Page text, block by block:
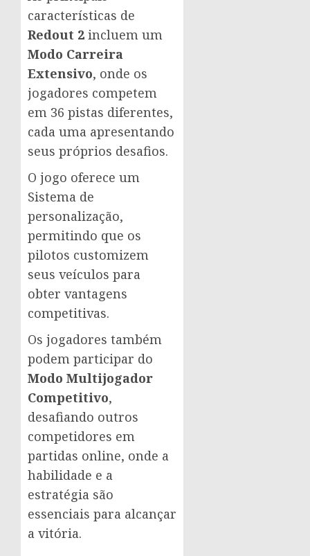
características de
Redout 2 incluem um
Modo Carreira
Extensivo, onde os
jogadores competem
em 36 pistas diferentes,
cada uma apresentando
seus próprios desafios.
O jogo oferece um
Sistema de
personalização,
permitindo que os
pilotos customizem
seus veículos para
obter vantagens
competitivas.
Os jogadores também
podem participar do
Modo Multijogador
Competitivo,
desafiando outros
competidores em
partidas online, onde a
habilidade e a
estratégia são
essenciais para alcançar
a vitória.